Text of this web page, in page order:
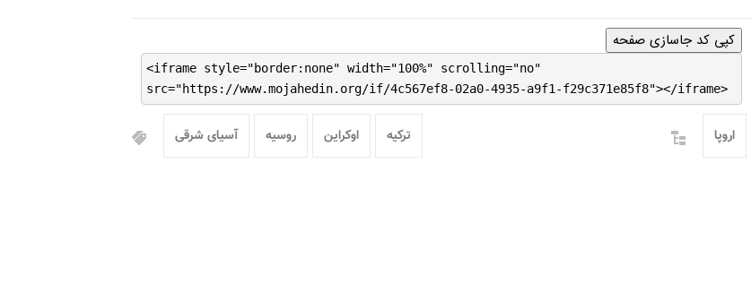
کپی کد جاسازی صفحه
<iframe style="border:none" width="100%" scrolling="no"
src="https://www.mojahedin.org/if/4c567ef8-02a0-4935-a9f1-f29c371e85f8"></iframe>
ترکیه اوکراین روسیه آسیای شرقی اروپا